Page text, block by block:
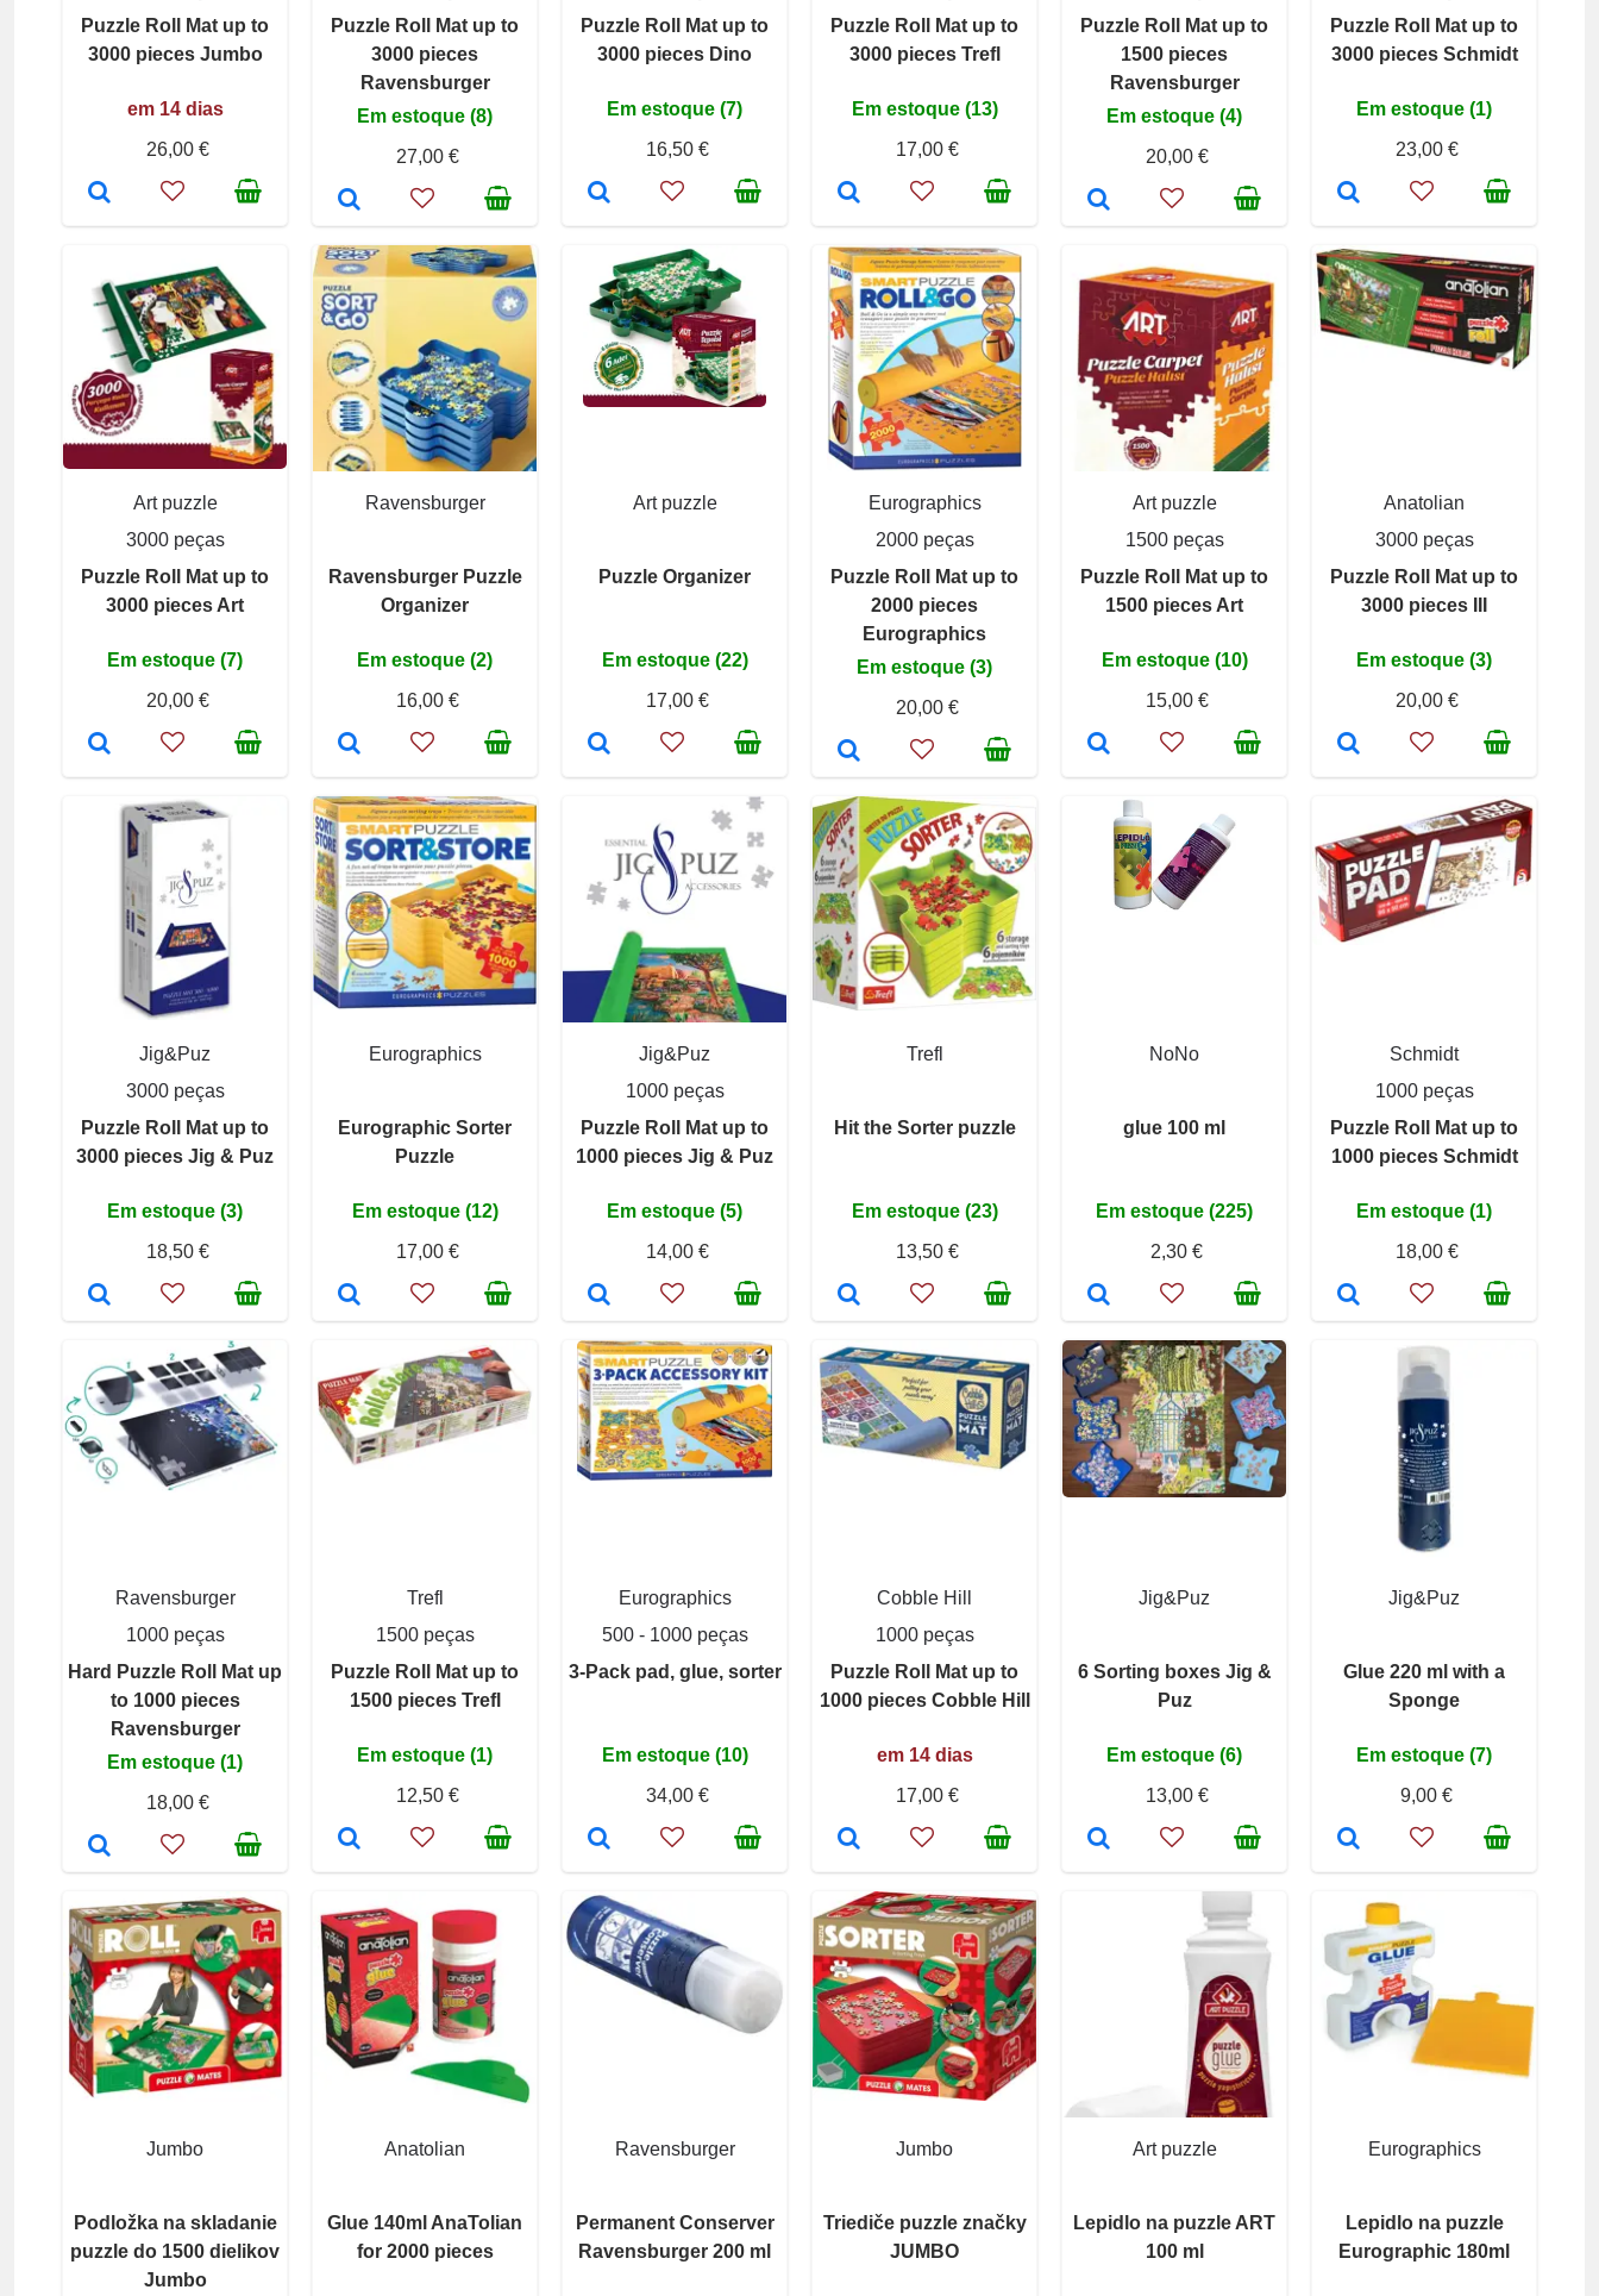
Puzzle Roll Mat up to
3000 pieces Jumbo
em 14 dias
26,00 €
Puzzle Roll Mat up to
3000 pieces
Ravensburger
Em estoque (8)
27,00 €
Puzzle Roll Mat up to
3000 pieces Dino
Em estoque (7)
16,50 €
Puzzle Roll Mat up to
3000 pieces Trefl
Em estoque (13)
17,00 €
Puzzle Roll Mat up to
1500 pieces
Ravensburger
Em estoque (4)
20,00 €
Puzzle Roll Mat up to
3000 pieces Schmidt
Em estoque (1)
23,00 €
Art puzzle
3000 peças
Puzzle Roll Mat up to
3000 pieces Art
Em estoque (7)
20,00 €
Ravensburger
Ravensburger Puzzle
Organizer
Em estoque (2)
16,00 €
Art puzzle
Puzzle Organizer
Em estoque (22)
17,00 €
Eurographics
2000 peças
Puzzle Roll Mat up to
2000 pieces
Eurographics
Em estoque (3)
20,00 €
Art puzzle
1500 peças
Puzzle Roll Mat up to
1500 pieces Art
Em estoque (10)
15,00 €
Anatolian
3000 peças
Puzzle Roll Mat up to
3000 pieces III
Em estoque (3)
20,00 €
Jig&Puz
3000 peças
Puzzle Roll Mat up to
3000 pieces Jig & Puz
Em estoque (3)
18,50 €
Eurographics
Eurographic Sorter
Puzzle
Em estoque (12)
17,00 €
Jig&Puz
1000 peças
Puzzle Roll Mat up to
1000 pieces Jig & Puz
Em estoque (5)
14,00 €
Trefl
Hit the Sorter puzzle
Em estoque (23)
13,50 €
NoNo
glue 100 ml
Em estoque (225)
2,30 €
Schmidt
1000 peças
Puzzle Roll Mat up to
1000 pieces Schmidt
Em estoque (1)
18,00 €
Ravensburger
1000 peças
Hard Puzzle Roll Mat up
to 1000 pieces
Ravensburger
Em estoque (1)
18,00 €
Trefl
1500 peças
Puzzle Roll Mat up to
1500 pieces Trefl
Em estoque (1)
12,50 €
Eurographics
500 - 1000 peças
3-Pack pad, glue, sorter
Em estoque (10)
34,00 €
Cobble Hill
1000 peças
Puzzle Roll Mat up to
1000 pieces Cobble Hill
em 14 dias
17,00 €
Jig&Puz
6 Sorting boxes Jig &
Puz
Em estoque (6)
13,00 €
Jig&Puz
Glue 220 ml with a
Sponge
Em estoque (7)
9,00 €
Jumbo
Podložka na skladanie
puzzle do 1500 dielikov
Jumbo
Anatolian
Glue 140ml AnaTolian
for 2000 pieces
Ravensburger
Permanent Conserver
Ravensburger 200 ml
Jumbo
Triediče puzzle značky
JUMBO
Art puzzle
Lepidlo na puzzle ART
100 ml
Eurographics
Lepidlo na puzzle
Eurographic 180ml